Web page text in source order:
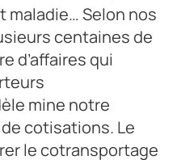
maladie… Selon nos
centaines de
d’affaires qui
mine notre
cotisations. Le
le cotransportage